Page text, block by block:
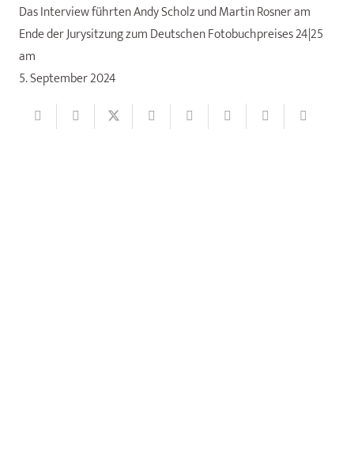
Das Interview führten Andy Scholz und Martin Rosner am
Ende der Jurysitzung zum Deutschen Fotobuchpreises 24|25
am
5. September 2024